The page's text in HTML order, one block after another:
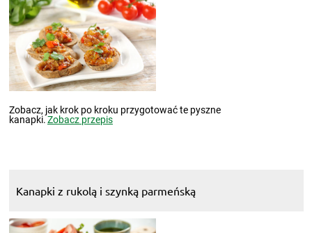
Zobacz, jak krok po kroku przygotować te pyszne
kanapki.Zobacz przepis
Kanapki z rukolą i szynką parmeńską